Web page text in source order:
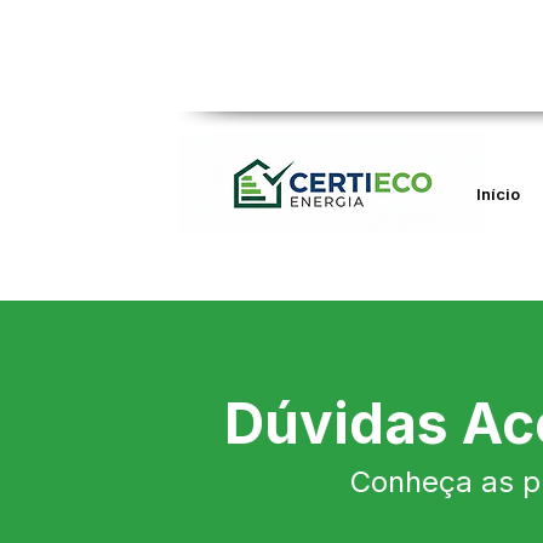
Início
Dúvidas
Conheça as